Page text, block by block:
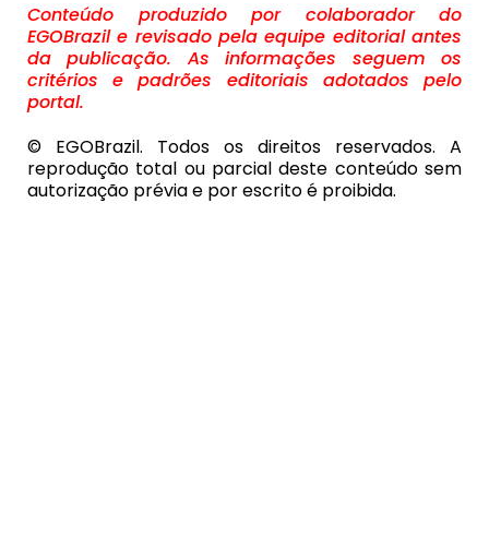
Conteúdo produzido por colaborador do
EGOBrazil e revisado pela equipe editorial antes
da publicação. As informações seguem os
critérios e padrões editoriais adotados pelo
portal.
© EGOBrazil. Todos os direitos reservados. A
reprodução total ou parcial deste conteúdo sem
autorização prévia e por escrito é proibida.